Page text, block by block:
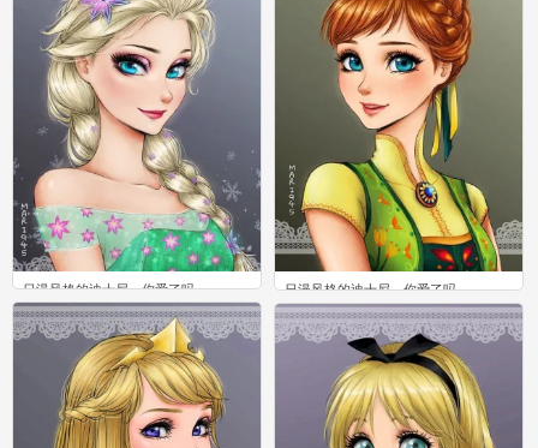
日漫风格的迪士尼，你爱了吗
0
日漫风格的迪士尼，你爱了吗
0